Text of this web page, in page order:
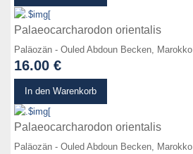
Palaeocarcharodon orientalis
Paläozän - Ouled Abdoun Becken, Marokko
16.00 €
In den Warenkorb
Palaeocarcharodon orientalis
Paläozän - Ouled Abdoun Becken, Marokko